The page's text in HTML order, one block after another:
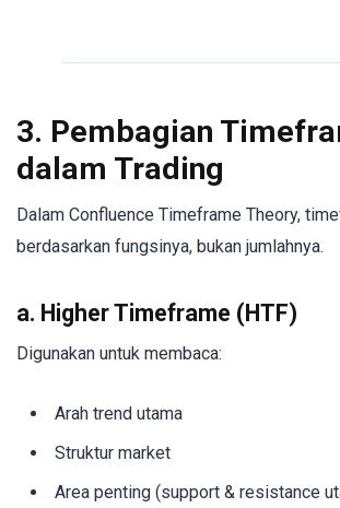
3. Pembagian
dalam Trading
Dalam Confluence Timeframe Theory,
berdasarkan fungsinya, bukan jumlahnya.
a. Higher Timeframe (HTF)
Digunakan untuk membaca:
Arah trend utama
Struktur market
Area penting (support & resistance